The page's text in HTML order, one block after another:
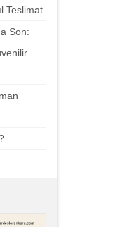
Teslimat
Son: